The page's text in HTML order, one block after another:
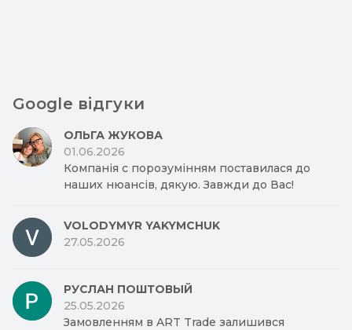
Google відгуки
ОЛЬГА ЖУКОВА
01.06.2026
Компанія с порозумінням поставилася до
наших нюансів, дякую. Завжди до Вас!
VOLODYMYR YAKYMCHUK
27.05.2026
РУСЛАН ПОШТОВЫЙ
25.05.2026
Замовленням в ART Trade залишився